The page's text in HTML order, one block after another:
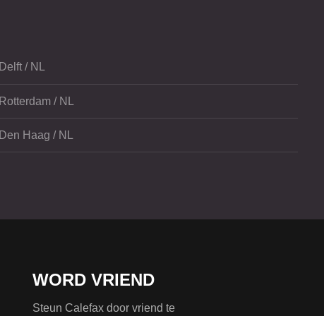
Delft / NL
Rotterdam / NL
Den Haag / NL
WORD VRIEND
Steun Calefax door vriend te